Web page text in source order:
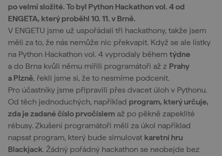
po velmi složité. To byl Python Hackathon vol. 4 od
ENGETA, který proběhl 10. 11. v Brně.
V ENGETU jsme už uspořádali tři hackathony, takže jsem
měli za to, že nás nemůže nic překvapit. Když se ale lístky
na Python Hackathon vol. 4 vyprodaly během týdne
a do Brna kvůli němu mířili programátoři až z Prahy
a Plzně, řekli jsme si, že to nesmíme podcenit.
Pro účastníky jsme připravili přes dvacet úloh v Pythonu.
Od těch jednoduchých, například program, který určuje,
zda je zadané číslo prvočíslem až po pěkně zapeklité
rébusy. Zkušení programátoři měli za úkol například
napsat program, který bude simulovat karetní hru
Blackjack. Žádný pořádný hackathon se neobejde bez